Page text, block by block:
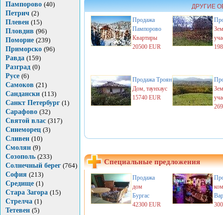
Пампорово (40)
Петрич (2)
Плевен (15)
Пловдив (96)
Поморие (239)
Приморско (96)
Равда (159)
Разград (0)
Русе (6)
Самоков (21)
Сандански (113)
Санкт Петербург (1)
Сарафово (32)
Святой влас (317)
Синеморец (3)
Сливен (10)
Смолян (9)
Созополь (233)
Солнечный берег (764)
София (213)
Средище (1)
Стара Загора (15)
Стрелча (1)
Тетевен (5)
ДРУГИЕ
Продажа
Пампорово
Квартиры
20500 EUR
Продажа Троян
Дом, таунхаус
15740 EUR
Специальные предложения
Продажа
дом
Бургас
42300 EUR